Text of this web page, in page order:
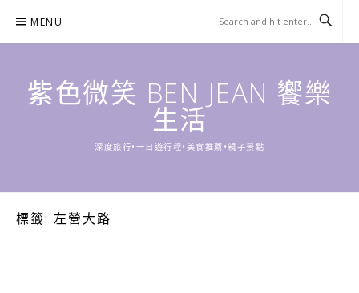
content
MENU
紫色微笑 BEN JEAN 饗樂
生活
深度旅行•一日遊行程•美食推薦•親子景點
標籤: 左營大路